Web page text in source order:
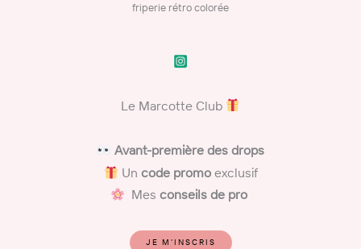
friperie rétro colorée
Le Marcotte Club
​Avant-première des drops
Un code promoexclusif
Mesconseils de pro
JE M'INSCRIS